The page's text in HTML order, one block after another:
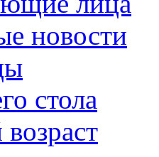
новости
стола